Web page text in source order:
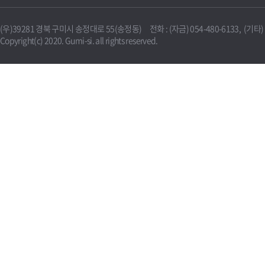
(우)39281 경북 구미시 송정대로 55(송정동) 전화 : (자금) 054-480-6133, (기타
Copyright(c) 2020. Gumi-si. all rights reserved.